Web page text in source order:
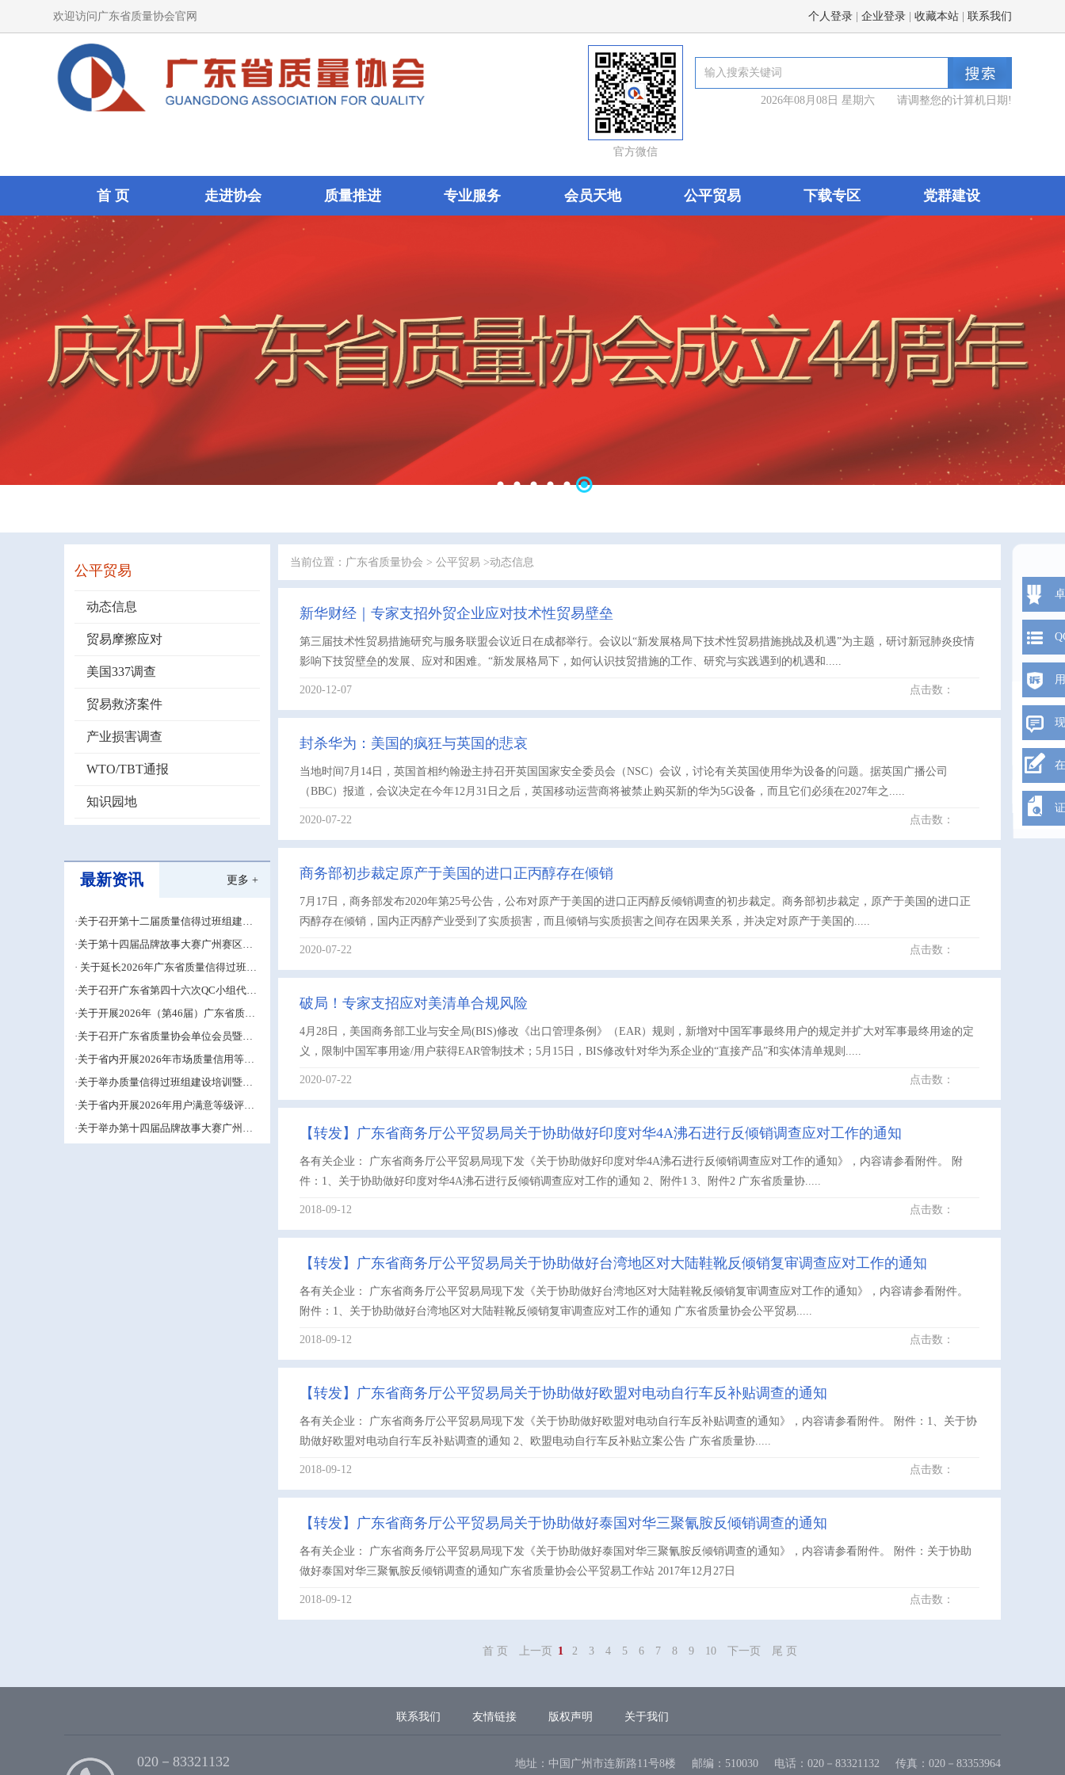
欢迎访问广东省质量协会官网 个人登录| 企业登录| 收藏本站| 联系我们
官方微信
2026年08月08日 星期六 请调整您的计算机日期!
首 页 走进协会 质量推进 专业服务 会员天地 公平贸易 下载专区 党群建设
公平贸易
动态信息
贸易摩擦应对
美国337调查
贸易救济案件
产业损害调查
WTO/TBT通报
知识园地
最新资讯 更多 +
·关于召开第十二届质量信得过班组建设
经验交流大会的通知
·关于第十四届品牌故事大赛广州赛区的
补充通知
· 关于延长2026年广东省质量信得过班组
建设材料申报期限的通知
·关于召开广东省第四十六次QC小组代表
大会成果交流培训活动的通知
·关于开展2026年（第46届）广东省质量
管理小组活动推进工作的预通知
·关于召开广东省质量协会单位会员暨第
五届中小企业QC小组成果交流培训活动
的补充通知
·关于省内开展2026年市场质量信用等级
评价工作的通知
·关于举办质量信得过班组建设培训暨班
组长能力提升研修班的通知
·关于省内开展2026年用户满意等级评价
工作的通知
·关于举办第十四届品牌故事大赛广州赛
区的通知
当前位置： 广东省质量协会 > 公平贸易 >动态信息
新华财经｜专家支招外贸企业应对技术性贸易壁垒
第三届技术性贸易措施研究与服务联盟会议近日在成都举行。会议以“新发展格局下技术性贸易措施挑战及机遇”为主题，研讨新冠肺炎疫情
影响下技贸壁垒的发展、应对和困难。“新发展格局下，如何认识技贸措施的工作、研究与实践遇到的机遇和.....
2020-12-07 点击数：
封杀华为：美国的疯狂与英国的悲哀
当地时间7月14日，英国首相约翰逊主持召开英国国家安全委员会（NSC）会议，讨论有关英国使用华为设备的问题。据英国广播公司
（BBC）报道，会议决定在今年12月31日之后，英国移动运营商将被禁止购买新的华为5G设备，而且它们必须在2027年之.....
2020-07-22 点击数：
商务部初步裁定原产于美国的进口正丙醇存在倾销
7月17日，商务部发布2020年第25号公告，公布对原产于美国的进口正丙醇反倾销调查的初步裁定。商务部初步裁定，原产于美国的进口正
丙醇存在倾销，国内正丙醇产业受到了实质损害，而且倾销与实质损害之间存在因果关系，并决定对原产于美国的.....
2020-07-22 点击数：
破局！专家支招应对美清单合规风险
4月28日，美国商务部工业与安全局(BIS)修改《出口管理条例》（EAR）规则，新增对中国军事最终用户的规定并扩大对军事最终用途的定
义，限制中国军事用途/用户获得EAR管制技术；5月15日，BIS修改针对华为系企业的“直接产品”和实体清单规则.....
2020-07-22 点击数：
【转发】广东省商务厅公平贸易局关于协助做好印度对华4A沸石进行反倾销调查应对工作的通知
各有关企业： 广东省商务厅公平贸易局现下发《关于协助做好印度对华4A沸石进行反倾销调查应对工作的通知》，内容请参看附件。 附
件：1、关于协助做好印度对华4A沸石进行反倾销调查应对工作的通知 2、附件1 3、附件2 广东省质量协.....
2018-09-12 点击数：
【转发】广东省商务厅公平贸易局关于协助做好台湾地区对大陆鞋靴反倾销复审调查应对工作的通知
各有关企业： 广东省商务厅公平贸易局现下发《关于协助做好台湾地区对大陆鞋靴反倾销复审调查应对工作的通知》，内容请参看附件。
附件：1、关于协助做好台湾地区对大陆鞋靴反倾销复审调查应对工作的通知 广东省质量协会公平贸易.....
2018-09-12 点击数：
【转发】广东省商务厅公平贸易局关于协助做好欧盟对电动自行车反补贴调查的通知
各有关企业： 广东省商务厅公平贸易局现下发《关于协助做好欧盟对电动自行车反补贴调查的通知》，内容请参看附件。 附件：1、关于协
助做好欧盟对电动自行车反补贴调查的通知 2、欧盟电动自行车反补贴立案公告 广东省质量协.....
2018-09-12 点击数：
【转发】广东省商务厅公平贸易局关于协助做好泰国对华三聚氰胺反倾销调查的通知
各有关企业： 广东省商务厅公平贸易局现下发《关于协助做好泰国对华三聚氰胺反倾销调查的通知》，内容请参看附件。 附件：关于协助
做好泰国对华三聚氰胺反倾销调查的通知广东省质量协会公平贸易工作站 2017年12月27日
2018-09-12 点击数：
首 页 上一页 1 2 3 4 5 6 7 8 9 10 下一页 尾 页
联系我们 友情链接 版权声明 关于我们
020－83321132 地址：中国广州市连新路11号8楼 邮编：510030 电话：020－83321132 传真：020－83353964